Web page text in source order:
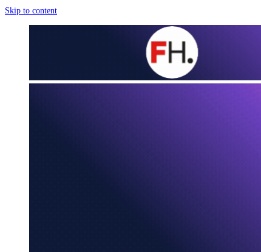
Skip to content